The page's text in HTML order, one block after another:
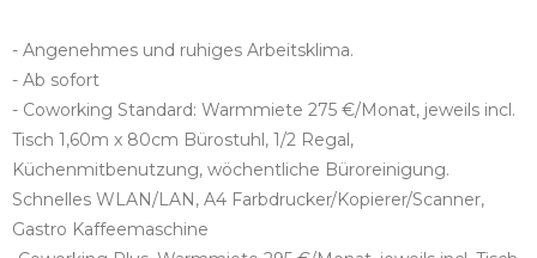
- Angenehmes und ruhiges Arbeitsklima.
- Ab sofort
- Coworking Standard: Warmmiete 275 €/Monat, jeweils incl.
Tisch 1,60m x 80cm Bürostuhl, 1/2 Regal,
Küchenmitbenutzung, wöchentliche Büroreinigung.
Schnelles WLAN/LAN, A4 Farbdrucker/Kopierer/Scanner,
Gastro Kaffeemaschine